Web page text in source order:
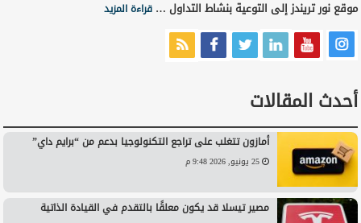
موقع نور تريندز إلى التوعية بنشاط التداول …قراءة المزيد
أحدث المقالات
أمازون تتغلب على تراجع التكنولوجيا بدعم من “برايم داي”
25 يونيو, 2026 9:48 م
مصير تيسلا قد يكون معلقًا بالتقدم في القيادة الذاتية